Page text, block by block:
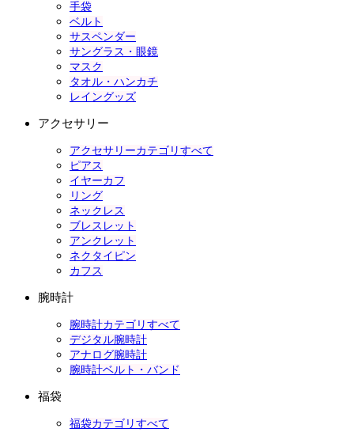
手袋
ベルト
サスペンダー
サングラス・眼鏡
マスク
タオル・ハンカチ
レイングッズ
アクセサリー
アクセサリーカテゴリすべて
ピアス
イヤーカフ
リング
ネックレス
ブレスレット
アンクレット
ネクタイピン
カフス
腕時計
腕時計カテゴリすべて
デジタル腕時計
アナログ腕時計
腕時計ベルト・バンド
福袋
福袋カテゴリすべて